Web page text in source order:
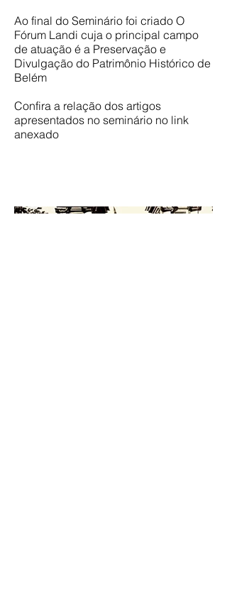
Ao final do Seminário foi criado O
Fórum Landi cuja o principal campo
de atuação é a Preservação e
Divulgação do Patrimônio Histórico de
Belém
Confira a relação dos artigos
apresentados no seminário no link
anexado